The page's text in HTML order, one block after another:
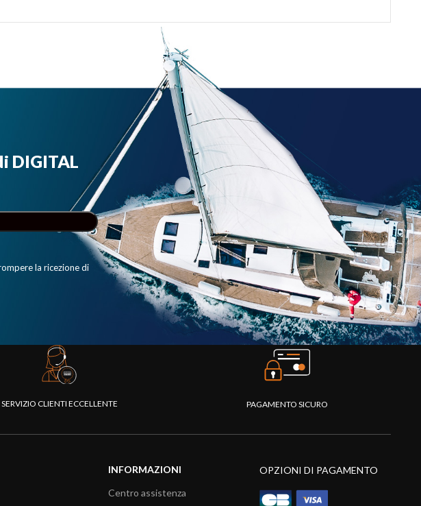
DIGITAL
la ricezione di
SERVIZIO CLIENTI ECCELLENTE PAGAMENTO SICURO
INFORMAZIONI
Centro assistenza
OPZIONI DI PAGAMENTO